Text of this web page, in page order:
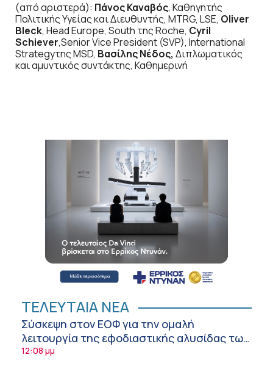
(από αριστερά): Πάνος Καναβός, Καθηγητής
Πολιτικής Υγείας και Διευθυντής, MTRG, LSE, Oliver
Bleck, Head Europe, South της Roche, Cyril
Schiever,Senior Vice President (SVP), International
Strategyτης MSD, Βασίλης Νέδος, Διπλωματικός
και αμυντικός συντάκτης, Καθημερινή
ΤΕΛΕΥΤΑΙΑ ΝΕΑ
Σύσκεψη στον ΕΟΦ για την ομαλή
λειτουργία της εφοδιαστικής αλυσίδας των
φαρμάκων στη διάρκεια του καλοκαιριού
12:08 μμ